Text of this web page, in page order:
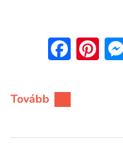
Tovább